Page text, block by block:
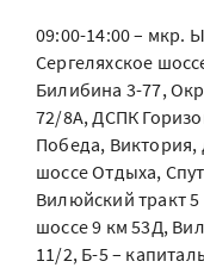
09:00-14:00 – мкр.
Сергеляхское
Билибина 3-77,
72/8А, ДСПК
Победа, Виктория,
шоссе Отдыха,
Вилюйский тракт
шоссе 9 км 53Д,
11/2, Б-5 –